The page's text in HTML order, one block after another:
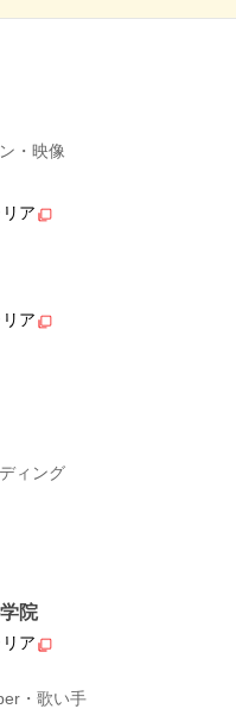
・映像
ア
ア
ィング
院
ア
・歌い手